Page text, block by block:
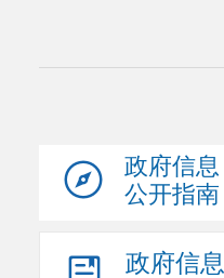
政府信息
公开指南
政府信息